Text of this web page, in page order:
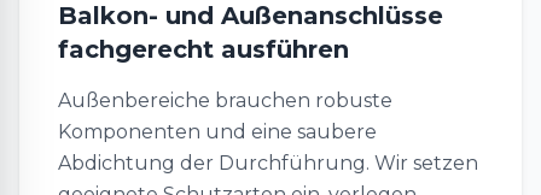
Balkon- und Außenanschlüsse
fachgerecht ausführen
Außenbereiche brauchen robuste
Komponenten und eine saubere
Abdichtung der Durchführung. Wir setzen